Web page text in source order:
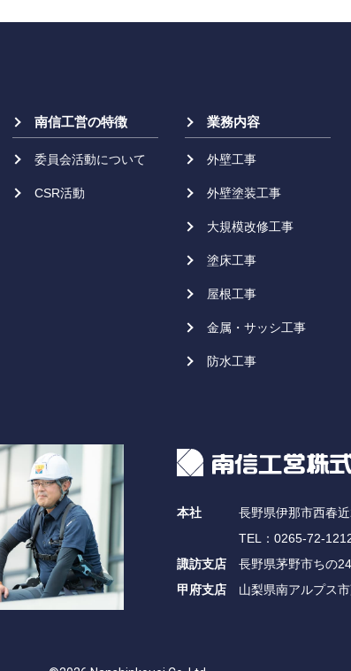
南信工営の特徴
委員会活動について
CSR活動
業務内容
外壁工事
外壁塗装工事
大規模改修工事
塗床工事
屋根工事
金属・サッシ工事
防水工事
本社
長野県伊那市西春
TEL：0265-72-
諏訪支店
長野県茅野市ちの
甲府支店
山梨県南アルプス